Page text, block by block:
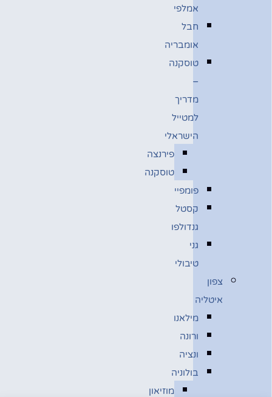
אמלפי
חבל
אומבריה
טוסקנה
–
מדריך
למטייל
הישראלי
פירנצה
טוסקנה
פומפיי
קסטל
גנדולפו
גני
טיבולי
צפון
איטליה
מילאנו
ורונה
ונציה
בולוניה
מוזיאון